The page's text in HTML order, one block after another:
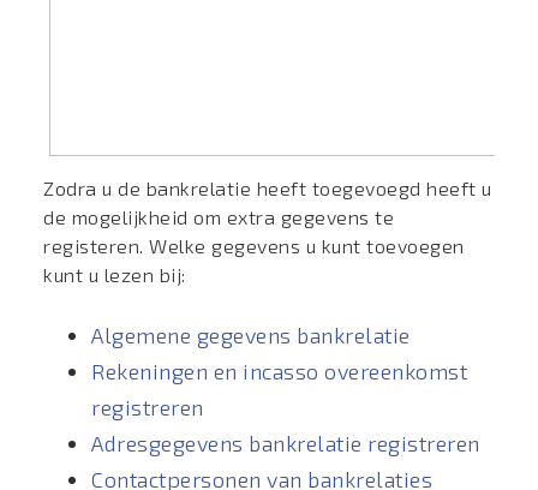
Zodra u de bankrelatie heeft toegevoegd heeft u
de mogelijkheid om extra gegevens te
registeren. Welke gegevens u kunt toevoegen
kunt u lezen bij:
Algemene gegevens bankrelatie
Rekeningen en incasso overeenkomst
registreren
Adresgegevens bankrelatie registreren
Contactpersonen van bankrelaties